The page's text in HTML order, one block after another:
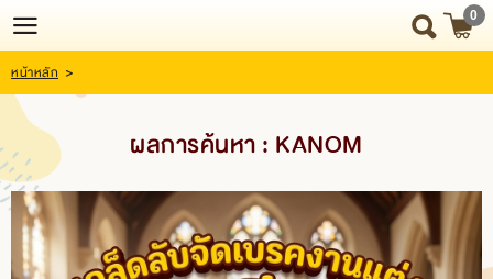
Login
Register
HOME
NEWS
UPDATE
0
หน้าหลัก >
ผลการค้นหา : KANOM